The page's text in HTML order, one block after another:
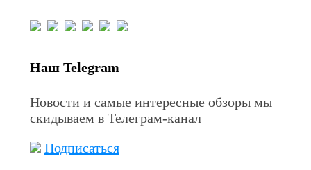
Наш Telegram
Новости и самые интересные обзоры мы
скидываем в Телеграм-канал
Подписаться